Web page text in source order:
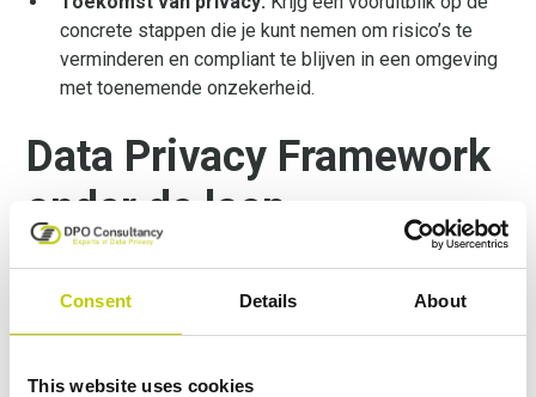
Consent Details About
This website uses cookies
concrete stappen die je kunt nemen om risico’s te
verminderen en compliant te blijven in een omgeving
met toenemende onzekerheid.
Data Privacy Framework
onder de loep
Het EU-VS Data Privacy Framework (DPF), aangenomen
in juli 2023, was bedoeld om het vertrouwen in trans-
momenteel gebruikmaakt van het DPF of niet, en of